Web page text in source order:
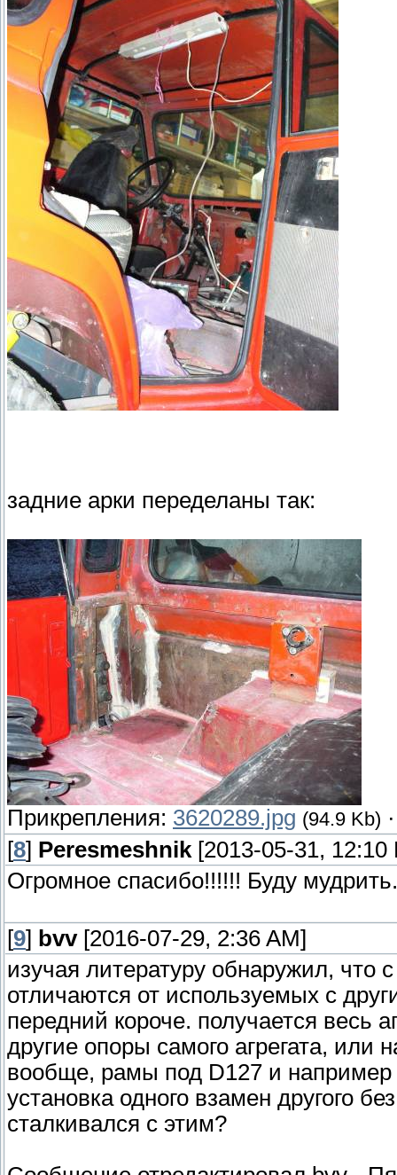
задние арки переделаны так:
Прикрепления: 3620289.jpg (94.9 Kb)
[8] Peresmeshnik [2013-05-31, 12:10
Огромное спасибо!!!!!! Буду мудрить.
[9] bvv[2016-07-29, 2:36 AM]
изучая литературу обнаружил, что
отличаются от используемых с
передний короче. получается весь
другие опоры самого агрегата, или
вообще, рамы под D127 и например
установка одного взамен другого
сталкивался с этим?